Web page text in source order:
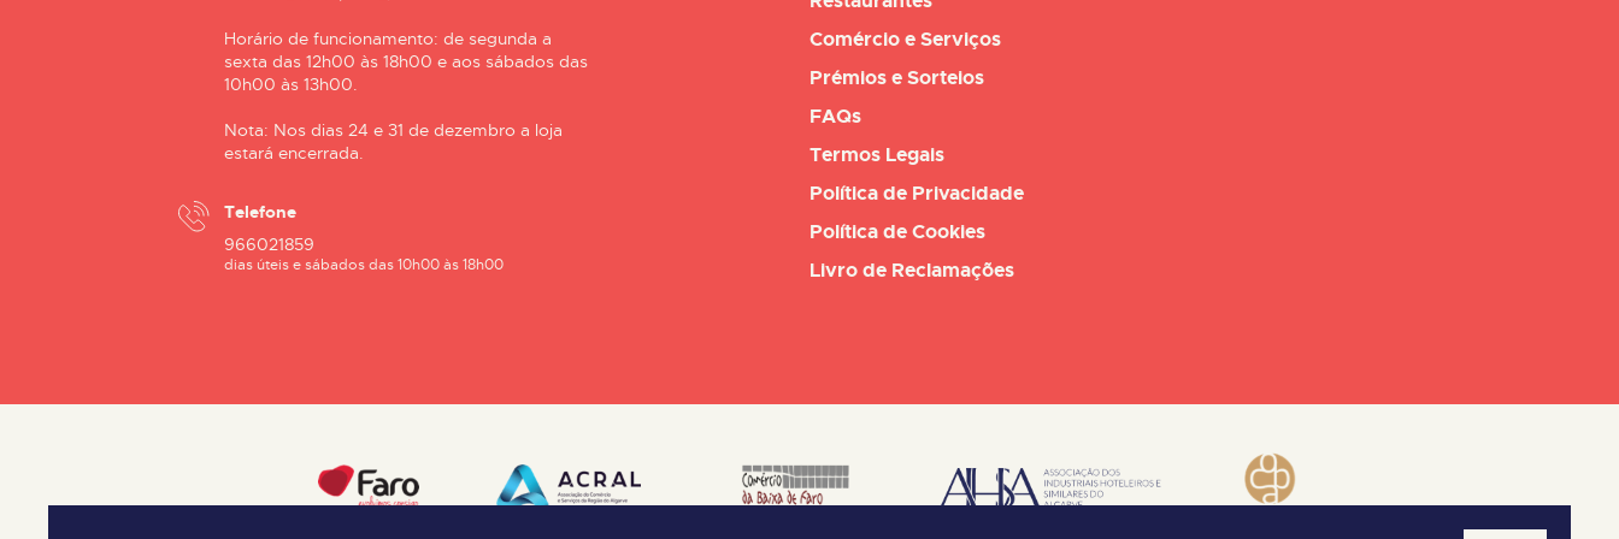
Horário de funcionamento: de segunda a
sexta das 12h00 às 18h00 e aos sábados das
10h00 às 13h00.
Nota: Nos dias 24 e 31 de dezembro a loja
estará encerrada.
Telefone
966021859
dias úteis e sábados das 10h00 às 18h00
Comércio e Serviços
Prémios e Sorteios
FAQs
Termos Legais
Política de Privacidade
Política de Cookies
Livro de Reclamações